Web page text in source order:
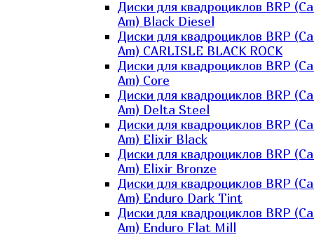
Диски для квадроциклов BRP
Am) Black Diesel
Диски для квадроциклов BRP
Am) CARLISLE BLACK ROCK
Диски для квадроциклов BRP
Am) Core
Диски для квадроциклов BRP
Am) Delta Steel
Диски для квадроциклов BRP
Am) Elixir Black
Диски для квадроциклов BRP
Am) Elixir Bronze
Диски для квадроциклов BRP
Am) Enduro Dark Tint
Диски для квадроциклов BRP
Am) Enduro Flat Mill